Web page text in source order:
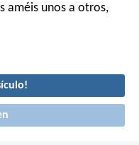
améis unos a otros,